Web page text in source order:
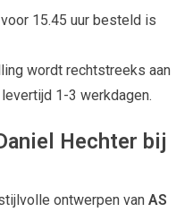
15.45 uur besteld is
wordt rechtstreeks aan
1-3 werkdagen.
Hechter bij
ontwerpen van AS